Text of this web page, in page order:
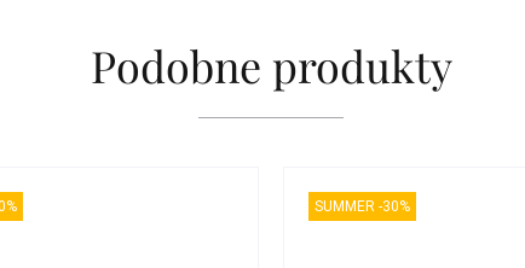
Podobne produkty
SUMMER -30%